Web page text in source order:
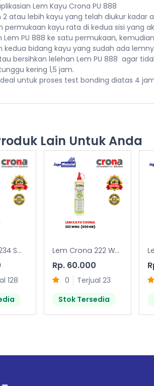
Lem Kayu Crona PU 888
2 atau lebih kayu yang telah diukur kadar
permukaan kayu rata di kedua sisi yang
Lem PU 888 ke satu permukaan,
kedua bidang kayu yang sudah ada
bersihkan lelehan Lem PU 888 agar
kering 1,5 jam.
untuk proses test bonding diatas 4
Lain Untuk Anda
S...
128
Lem Crona 222 W...
Rp. 60.000
0
Terjual 23
Stok Tersedia